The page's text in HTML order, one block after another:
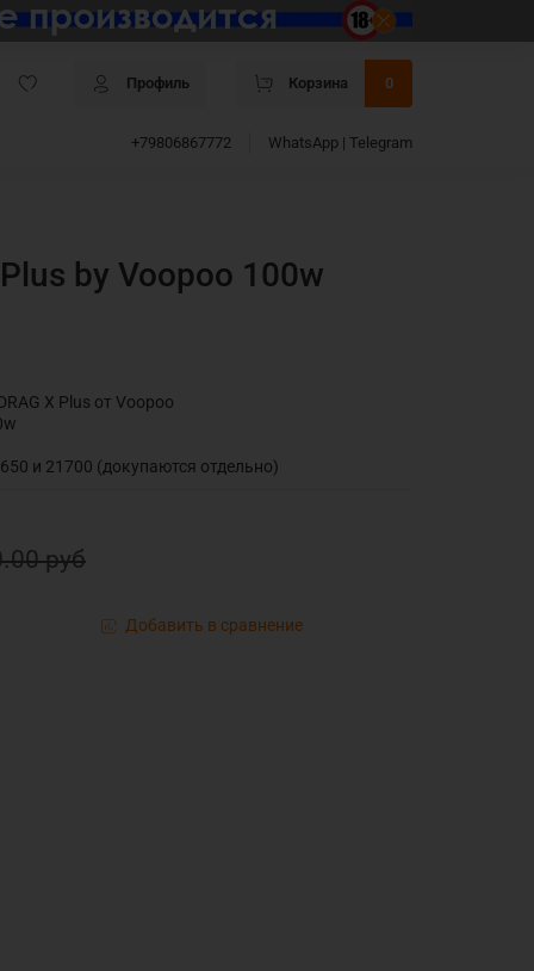
Профиль Корзина 0
+79806867772 WhatsApp | Telegram
by Voopoo 100w
руб
Добавить в сравнение
X Plus от Voopoo
и 21700 (докупаются отдельно)